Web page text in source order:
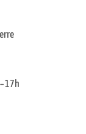
17h